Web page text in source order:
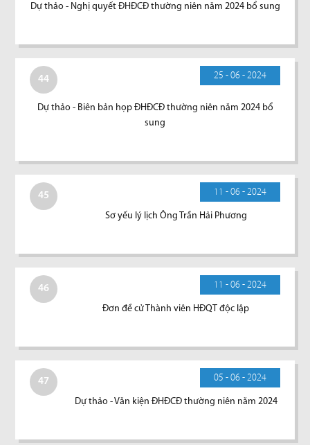
Dự thảo - Nghị quyết ĐHĐCĐ thường niên năm 2024 bổ sung
44 25 - 06 - 2024
Dự thảo - Biên bản họp ĐHĐCĐ thường niên năm 2024 bổ
sung
45 11 - 06 - 2024
Sơ yếu lý lịch Ông Trần Hải Phương
46 11 - 06 - 2024
Đơn đề cử Thành viên HĐQT độc lập
47 05 - 06 - 2024
Dự thảo - Văn kiện ĐHĐCĐ thường niên năm 2024